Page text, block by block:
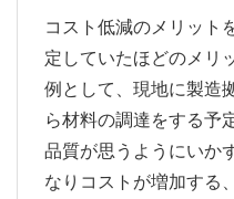
コスト低減のメリット
定していたほどのメリ
例として、現地に製造
ら材料の調達をする予
品質が思うようにいか
なりコストが増加する